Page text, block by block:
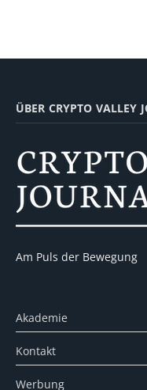
ÜBER CRYPTO VALLEY
Am Puls der Bewegung
Akademie
Kontakt
Werbung